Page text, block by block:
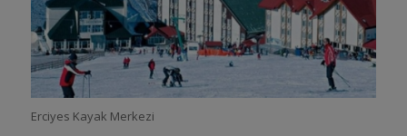
Erciyes Kayak Merkezi